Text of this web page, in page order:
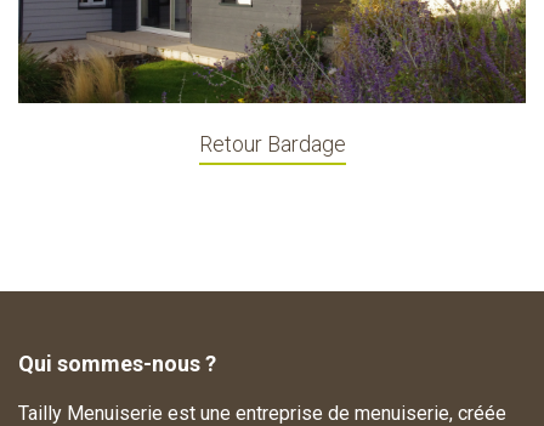
Retour Bardage
Qui sommes-nous ?
Tailly Menuiserie est une entreprise de menuiserie, créée